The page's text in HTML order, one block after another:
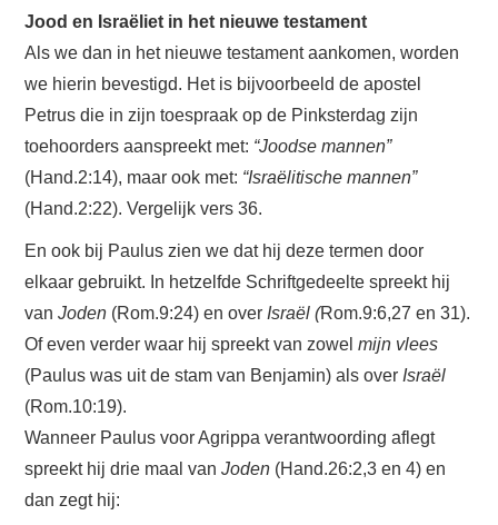
Jood en Israëliet in het nieuwe testament
Als we dan in het nieuwe testament aankomen, worden
we hierin bevestigd. Het is bijvoorbeeld de apostel
Petrus die in zijn toespraak op de Pinksterdag zijn
toehoorders aanspreekt met: “Joodse mannen”
(Hand.2:14), maar ook met: “Israëlitische mannen”
(Hand.2:22). Vergelijk vers 36.
En ook bij Paulus zien we dat hij deze termen door
elkaar gebruikt. In hetzelfde Schriftgedeelte spreekt hij
vanJoden (Rom.9:24) en over Israël (Rom.9:6,27 en 31).
Of even verder waar hij spreekt van zowelmijn vlees
(Paulus was uit de stam van Benjamin) als over Israël
(Rom.10:19).
Wanneer Paulus voor Agrippa verantwoording aflegt
spreekt hij drie maal vanJoden (Hand.26:2,3 en 4) en
dan zegt hij: